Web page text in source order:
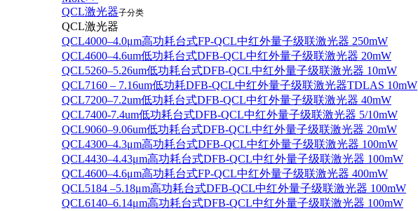
QCL激光器子分类
QCL激光器
QCL4000–4.0μm高功耗台式FP-QCL中红外量子级联激光器 250mW
QCL4600–4.6um低功耗台式DFB-QCL中红外量子级联激光器 20mW
QCL5260–5.26um低功耗台式DFB-QCL中红外量子级联激光器 10mW
QCL7160 – 7.16um低功耗DFB-QCL中红外量子级联激光器TDLAS 10mW
QCL7200–7.2um低功耗台式DFB-QCL中红外量子级联激光器 40mW
QCL7400-7.4um低功耗台式DFB-QCL中红外量子级联激光器 5/10mW
QCL9060–9.06um低功耗台式DFB-QCL中红外量子级联激光器 20mW
QCL4300–4.3μm高功耗台式DFB-QCL中红外量子级联激光器 100mW
QCL4430–4.43μm高功耗台式DFB-QCL中红外量子级联激光器 100mW
QCL4600–4.6μm高功耗台式FP-QCL中红外量子级联激光器 400mW
QCL5184 –5.18μm高功耗台式DFB-QCL中红外量子级联激光器 100mW
QCL6140–6.14μm高功耗台式DFB-QCL中红外量子级联激光器 100mW